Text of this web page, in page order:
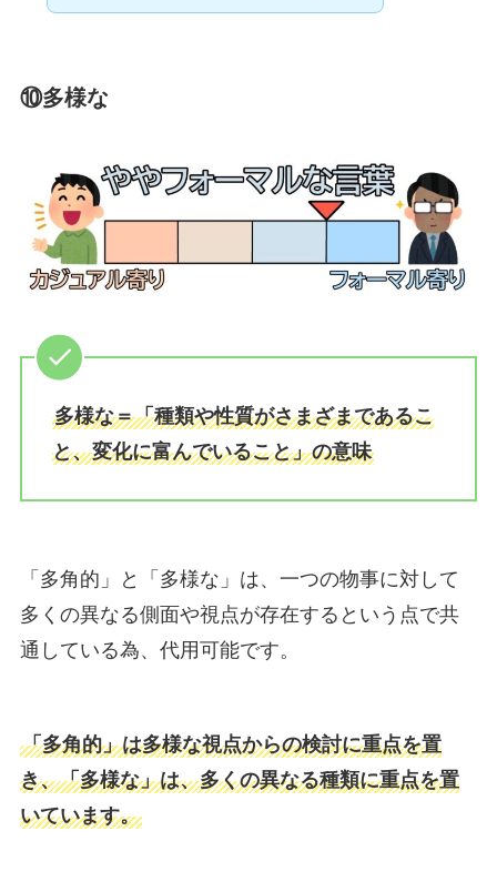
⑩多様な
多様な＝「種類や性質がさまざまであるこ
と、変化に富んでいること」の意味
「多角的」と「多様な」は、一つの物事に対して
多くの異なる側面や視点が存在するという点で共
通している為、代用可能です。
「多角的」は多様な視点からの検討に重点を置
き、「多様な」は、多くの異なる種類に重点を置
いています。